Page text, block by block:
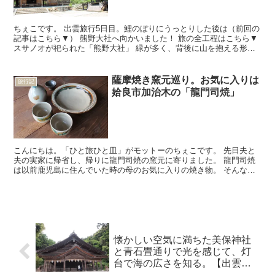
ちぇこです。 出雲旅行5日目。鯉のぼりにうっとりした後は（前回の
記事はこちら▼） 熊野大社へ向かいました！ 旅の全工程はこちら▼
スサノオが祀られた「熊野大社」 緑が多く、背後に山を抱える形が
旅行記
薩摩焼き窯元巡り。お気に入りは
姶良市加治木の「龍門司焼」
こんにちは。「ひと旅ひと皿」がモットーのちぇこです。 先日夫と
夫の実家に帰省し、帰りに龍門司焼の窯元に寄りました。 龍門司焼
は以前鹿児島に住んでいた時の母のお気に入りの焼き物。 そんな思
懐かしい空気に満ちた美保神社
と青石畳通りで光を感じて、灯
台で海の広さを知る。【出雲ス